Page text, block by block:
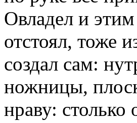
Овладел и
отстоял, тоже
создал сам:
ножницы,
нраву: столько